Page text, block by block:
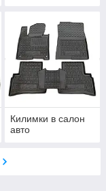
Килимки в салон
авто